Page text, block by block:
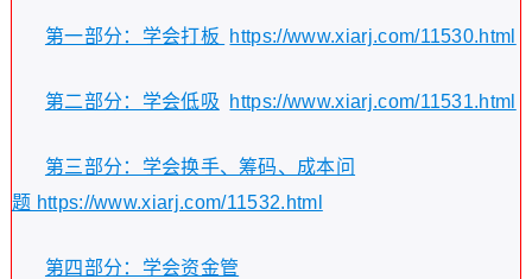
第一部分：学会打板 https://www.xiarj.com/11530.html
第二部分：学会低吸 https://www.xiarj.com/11531.html
第三部分：学会换手、筹码、成本问
题 https://www.xiarj.com/11532.html
第四部分：学会资金管